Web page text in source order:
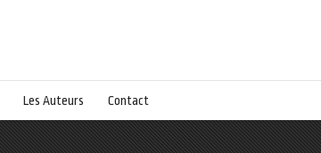
Les Auteurs Contact